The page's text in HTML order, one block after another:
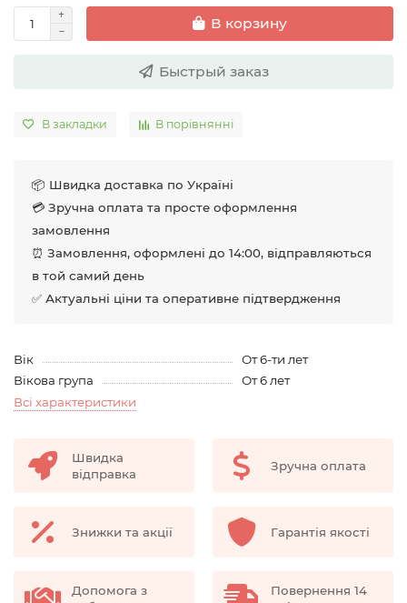
В корзину
Быстрый заказ
В закладки В порівнянні
📦 Швидка доставка по Україні
💳 Зручна оплата та просте оформлення
замовлення
⏰ Замовлення, оформлені до 14:00, відправляються
в той самий день
✅ Актуальні ціни та оперативне підтвердження
Вік
От 6-ти лет
Вікова група
От 6 лет
Всі характеристики
Швидка
відправка
Зручна оплата
Знижки та акції Гарантія якості
Допомога з
Повернення 14